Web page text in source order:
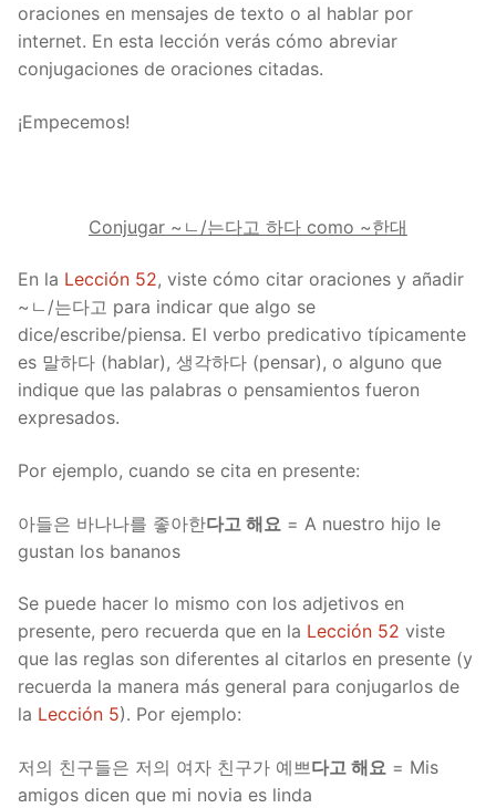
oraciones en mensajes de texto o al hablar por
internet. En esta lección verás cómo abreviar
conjugaciones de oraciones citadas.
¡Empecemos!
Conjugar ~ㄴ/는다고 하다 como ~한대
En la Lección 52, viste cómo citar oraciones y añadir
~ㄴ/는다고 para indicar que algo se
dice/escribe/piensa. El verbo predicativo típicamente
es 말하다 (hablar), 생각하다 (pensar), o alguno que
indique que las palabras o pensamientos fueron
expresados.
Por ejemplo, cuando se cita en presente:
아들은 바나나를 좋아한다고 해요 = A nuestro hijo le
gustan los bananos
Se puede hacer lo mismo con los adjetivos en
presente, pero recuerda que en la Lección 52 viste
que las reglas son diferentes al citarlos en presente (y
recuerda la manera más general para conjugarlos de
la Lección 5). Por ejemplo:
저의 친구들은 저의 여자 친구가 예쁘다고 해요 = Mis
amigos dicen que mi novia es linda